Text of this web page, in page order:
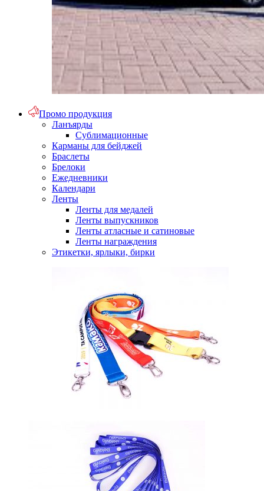
Промо продукция
Ланъярды
Сублимационные
Карманы для бейджей
Браслеты
Брелоки
Ежедневники
Календари
Ленты
Ленты для медалей
Ленты выпускников
Ленты атласные и сатиновые
Ленты награждения
Этикетки, ярлыки, бирки